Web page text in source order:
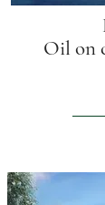
Oil on